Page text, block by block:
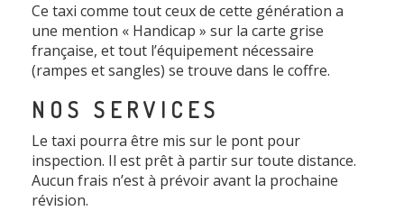
Ce taxi comme tout ceux de cette génération a
une mention « Handicap » sur la carte grise
française, et tout l’équipement nécessaire
(rampes et sangles) se trouve dans le coffre.
NOS SERVICES
Le taxi pourra être mis sur le pont pour
inspection. Il est prêt à partir sur toute distance.
Aucun frais n’est à prévoir avant la prochaine
révision.